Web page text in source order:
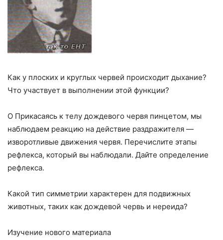
Как у плоских и круглых червей происходит дыхание?
Что участвует в выполнении этой функции?
О Прикасаясь к телу дождевого червя пинцетом, мы
наблюдаем реакцию на действие раздражителя —
изворотливые движения червя. Перечис­лите этапы
рефлекса, который вы наблюдали. Дайте определение
реф­лекса.
Какой тип симметрии характерен для подвижных
животных, таких как дождевой червь и нереида?
Изучение нового материала